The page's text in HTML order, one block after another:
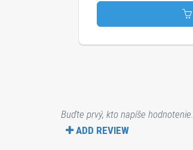
Buďte prvý, kto napíše hodnotenie.
ADD REVIEW